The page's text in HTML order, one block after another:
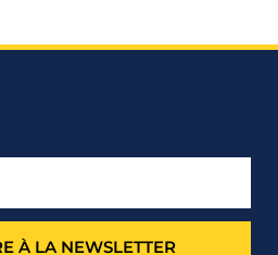
À LA NEWSLETTER